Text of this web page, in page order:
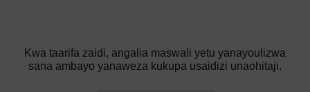
Kwa taarifa zaidi, angalia maswali yetu yanayoulizwa
sana ambayo yanaweza kukupa usaidizi unaohitaji.